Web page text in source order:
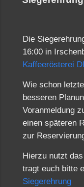
Die
16:00 in
Kaffeerösterei
Wie schon
besseren
Voranmeldung
einen späteren
zur
Hierzu nutzt
tragt euch bitte
Siegerehrung